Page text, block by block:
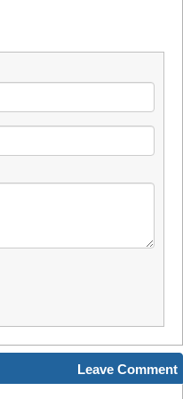
Leave Comment